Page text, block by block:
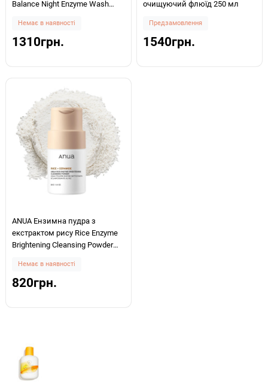
Balance Night Enzyme Wash
Немає в наявності
1310грн.
очищуючий флюїд 250 мл
Предзамовлення
1540грн.
ANUA Ензимна пудра з
екстрактом рису Rice Enzyme
Brightening Cleansing Powder
Немає в наявності
820грн.